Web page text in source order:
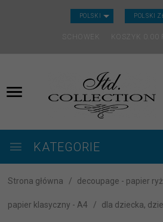
POLSKI POLSKI
SCHOWEK KOSZYK
KATEGORIE
Strona główna decoupage - papier
papier klasyczny - A4 dla dziecka,